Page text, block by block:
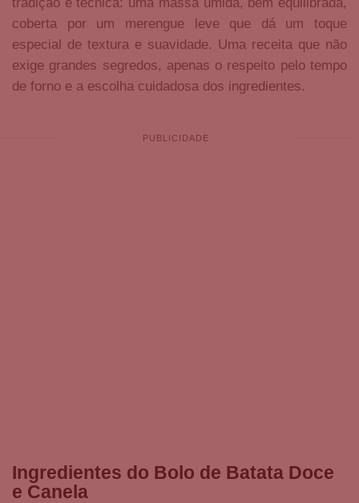
coberta por um merengue leve que dá um toque
especial de textura e suavidade. Uma receita que não
exige grandes segredos, apenas o respeito pelo tempo
de forno e a escolha cuidadosa dos ingredientes.
Ingredientes do Bolo de Batata Doce
e Canela